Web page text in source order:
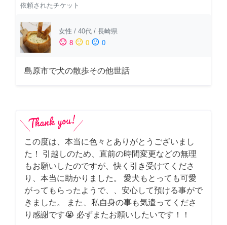
依頼されたチケット
女性 / 40代 / 長崎県
sentiment_satisfied 8 sentiment_neutral 0 sentiment_dissatisfied 0
島原市で犬の散歩その他世話
この度は、本当に色々とありがとうございまし
た！ 引越しのため、直前の時間変更などの無理
もお願いしたのですが、快く引き受けてくださ
り、本当に助かりました。 愛犬もとっても可愛
がってもらったようで、、安心して預ける事がで
きました。 また、私自身の事も気遣ってくださ
り感謝です😭 必ずまたお願いしたいです！！